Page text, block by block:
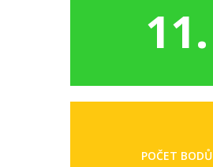
11.
POČET BODŮ